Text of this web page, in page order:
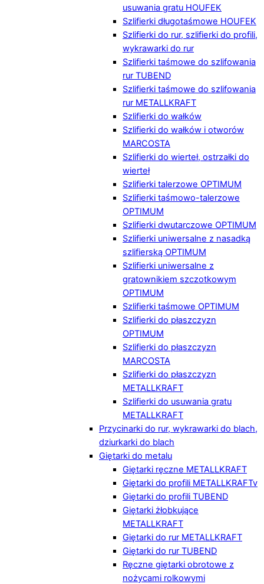
usuwania gratu HOUFEK
Szlifierki długotaśmowe HOUFEK
Szlifierki do rur, szlifierki do profili,
wykrawarki do rur
Szlifierki taśmowe do szlifowania
rur TUBEND
Szlifierki taśmowe do szlifowania
rur METALLKRAFT
Szlifierki do wałków
Szlifierki do wałków i otworów
MARCOSTA
Szlifierki do wierteł, ostrzałki do
wierteł
Szlifierki talerzowe OPTIMUM
Szlifierki taśmowo-talerzowe
OPTIMUM
Szlifierki dwutarczowe OPTIMUM
Szlifierki uniwersalne z nasadką
szlifierską OPTIMUM
Szlifierki uniwersalne z
gratownikiem szczotkowym
OPTIMUM
Szlifierki taśmowe OPTIMUM
Szlifierki do płaszczyzn
OPTIMUM
Szlifierki do płaszczyzn
MARCOSTA
Szlifierki do płaszczyzn
METALLKRAFT
Szlifierki do usuwania gratu
METALLKRAFT
Przycinarki do rur, wykrawarki do blach,
dziurkarki do blach
Giętarki do metalu
Giętarki ręczne METALLKRAFT
Giętarki do profili METALLKRAFTv
Giętarki do profili TUBEND
Giętarki żłobkujące
METALLKRAFT
Giętarki do rur METALLKRAFT
Giętarki do rur TUBEND
Ręczne giętarki obrotowe z
nożycami rolkowymi